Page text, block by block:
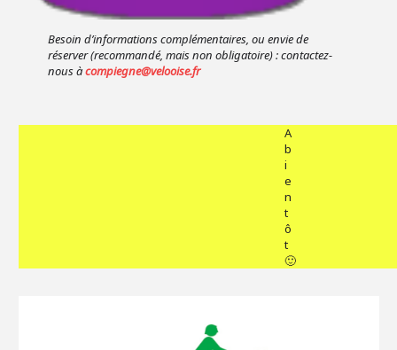
Besoin d’informations complémentaires, ou envie de
réserver (recommandé, mais non obligatoire) : contactez-
nous àcompiegne@velooise.fr
A
b
i
e
n
t
ô
t
🙂